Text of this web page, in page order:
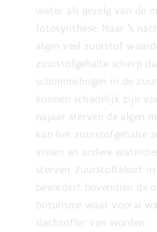
water als gevolg van de
fotosynthese. Maar ’s
algen veel zuurstof
zuurstofgehalte scherp
schommelingen in de
kunnen schadelijk zijn
najaar sterven de algen
kan het zuurstofgehalte
vissen en andere
sterven. Zuurstoftekort
bevordert bovendien de
botulisme waar vooral
slachtoffer van worden.